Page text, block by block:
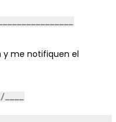
me notifiquen el